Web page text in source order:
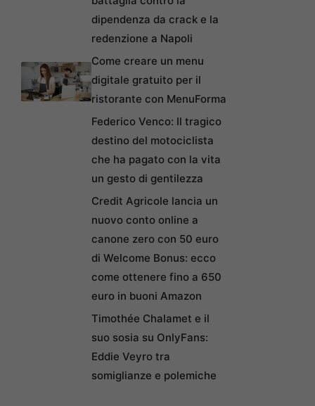
dipendenza da crack e la
redenzione a Napoli
Come creare un menu
digitale gratuito per il
ristorante con MenuForma
Federico Venco: Il tragico
destino del motociclista
che ha pagato con la vita
un gesto di gentilezza
Credit Agricole lancia un
nuovo conto online a
canone zero con 50 euro
di Welcome Bonus: ecco
come ottenere fino a 650
euro in buoni Amazon
Timothée Chalamet e il
suo sosia su OnlyFans:
Eddie Veyro tra
somiglianze e polemiche